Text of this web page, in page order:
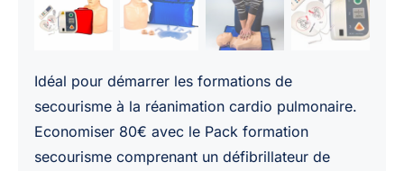
Idéal pour démarrer les formations de
secourisme à la réanimation cardio pulmonaire.
Economiser 80€ avec le Pack formation
secourisme comprenant un défibrillateur de